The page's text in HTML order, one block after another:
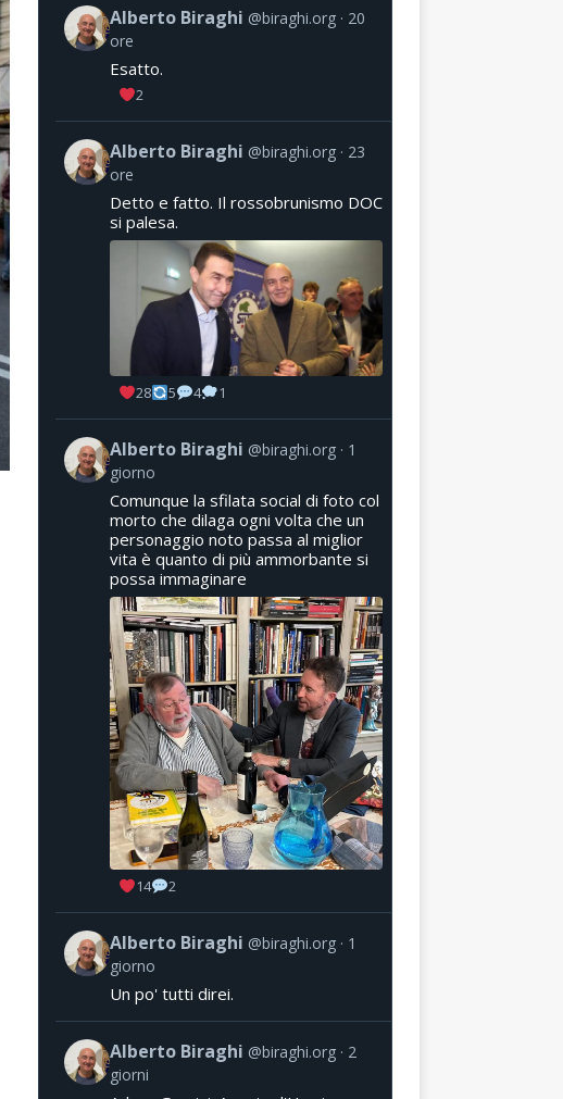
Alberto Biraghi @biraghi.org
20
ore
Esatto.
2
Alberto Biraghi @biraghi.org
23
ore
Detto e fatto. Il rossobrunismo DOC
si palesa.
28 5 4 1
Alberto Biraghi @biraghi.org
1
giorno
Comunque la sfilata social di foto col
morto che dilaga ogni volta che un
personaggio noto passa al miglior
vita è quanto di più ammorbante si
possa immaginare
14 2
Alberto Biraghi @biraghi.org
1
giorno
Un po' tutti direi.
Alberto Biraghi @biraghi.org
2
giorni